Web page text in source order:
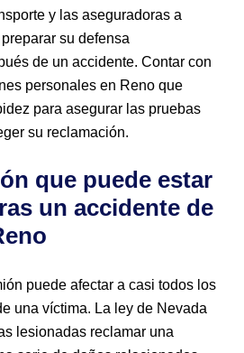
y las aseguradoras a
su defensa
de un accidente. Contar con
personales en Reno que
para asegurar las pruebas
su reclamación.
que puede estar
un accidente de
puede afectar a casi todos los
una víctima. La ley de Nevada
lesionadas reclamar una